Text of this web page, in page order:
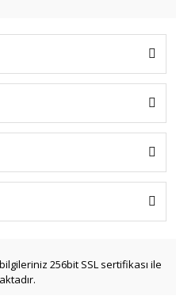
256bit SSL sertifikası ile